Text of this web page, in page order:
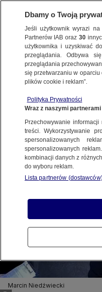
BIZNES
Z KRAJU
16.07.2012, 18:22
Udostępnij
Marcin Niedźwiecki
Dbamy o Twoją
Jeśli użytkownik wyrazi
Partnerów IAB oraz30
użytkownika i uzyskiwać
przeglądania. Odbywa
przeglądania
się przetwarzaniu w
plików cookie i reklam”.
Polityka Prywatności
Wraz z naszymi
Przechowywanie
treści. Wykorzystywanie
spersonalizowanych
spersonalizowanych
kombinacji danych z
do wyboru reklam.
Lista partnerów